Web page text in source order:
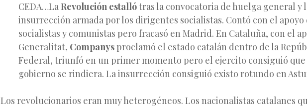
CEDA…La Revolución estallótras la convocatoria de huelga general y
insurrección armada por los dirigentes socialistas. Contó con el apoyo
socialistas y comunistas pero fracasó en Madrid. En Cataluña, con el
Generalitat, Companys proclamó el estado catalán dentro de la
Federal, triunfó en un primer momento pero el ejercito consiguió
gobierno se rindiera. La insurrección consiguió existo rotundo en
Los revolucionarios eran muy heterogéneos. Los nacionalistas catalanes